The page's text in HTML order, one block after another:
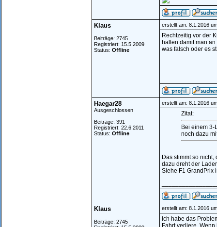
Klaus
Beiträge: 2745
Registriert: 15.5.2009
Status: Offline
erstellt am: 8.1.2016
Rechtzeitig vor der
halten damit man
was falsch oder es
Haegar28
Ausgeschlossen
Beiträge: 391
Registriert: 22.6.2011
Status: Offline
erstellt am: 8.1.2016
Zitat:
Bei einem
noch dazu
Das stimmt so
dazu dreht der
Siehe F1 GrandPrix
Klaus
Beiträge: 2745
erstellt am: 8.1.2016
Ich habe das
Fahrt verliere.